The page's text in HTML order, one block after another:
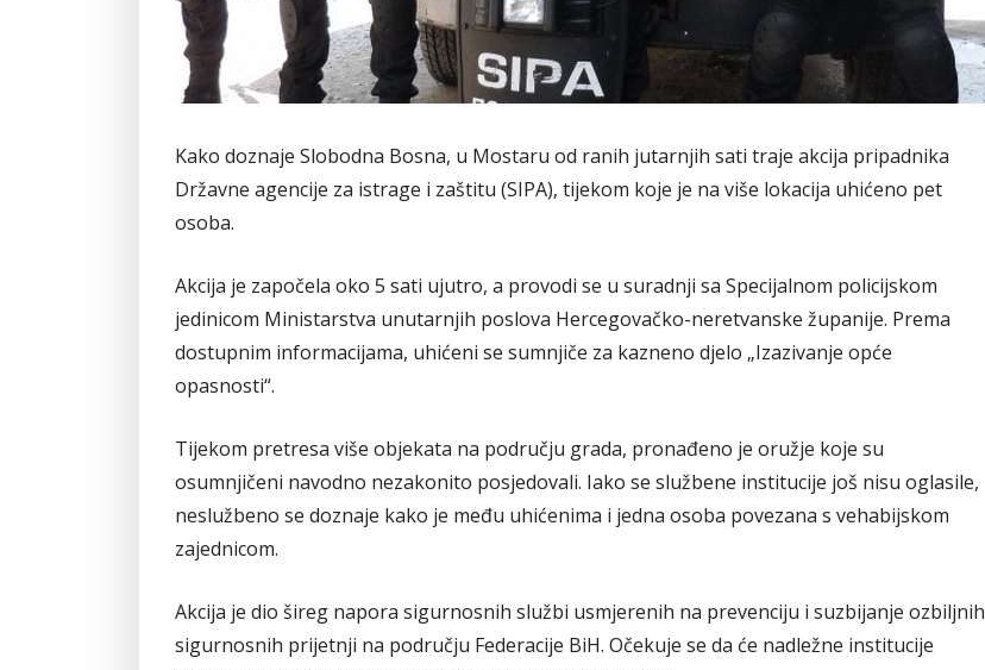
Kako doznaje Slobodna Bosna, u Mostaru od ranih jutarnjih sati traje akcija pripadnika
Državne agencije za istrage i zaštitu (SIPA), tijekom koje je na više lokacija uhićeno pet
osoba.
Akcija je započela oko 5 sati ujutro, a provodi se u suradnji sa Specijalnom policijskom
jedinicom Ministarstva unutarnjih poslova Hercegovačko-neretvanske županije. Prema
dostupnim informacijama, uhićeni se sumnjiče za kazneno djelo „Izazivanje opće
opasnosti“.
Tijekom pretresa više objekata na području grada, pronađeno je oružje koje su
osumnjičeni navodno nezakonito posjedovali. Iako se službene institucije još nisu oglasile,
neslužbeno se doznaje kako je među uhićenima i jedna osoba povezana s vehabijskom
zajednicom.
Akcija je dio šireg napora sigurnosnih službi usmjerenih na prevenciju i suzbijanje ozbiljnih
sigurnosnih prijetnji na području Federacije BiH. Očekuje se da će nadležne institucije